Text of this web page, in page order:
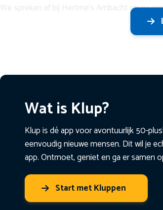
We spreken af bij Hertme's Ambacht en na
Wat is Klup?
Klup is dé app voor avontuurlijk 50-
eenvoudig nieuwe mensen. Dit wil je
app. Ontmoet, geniet en ga er samen
Start met Kluppen